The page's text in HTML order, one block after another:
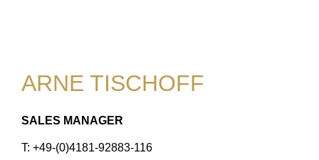
ARNE TISCHOFF
SALES MANAGER
T: +49-(0)4181-92883-116